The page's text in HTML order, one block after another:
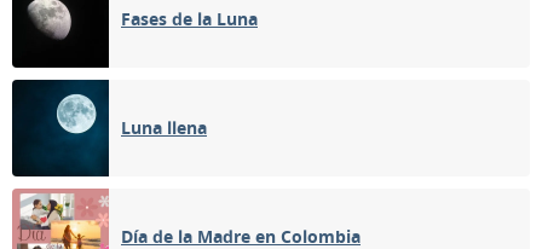
Fases de la Luna
Luna llena
Día de la Madre en Colombia